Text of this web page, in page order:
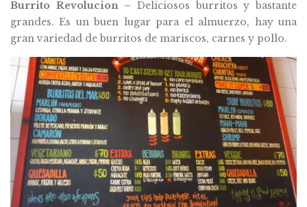
Burrito Revolucion – Deliciosos burritos y bastante
grandes. Es un buen lugar para el almuerzo, hay una
gran variedad de burritos de mariscos, carnes y pollo.